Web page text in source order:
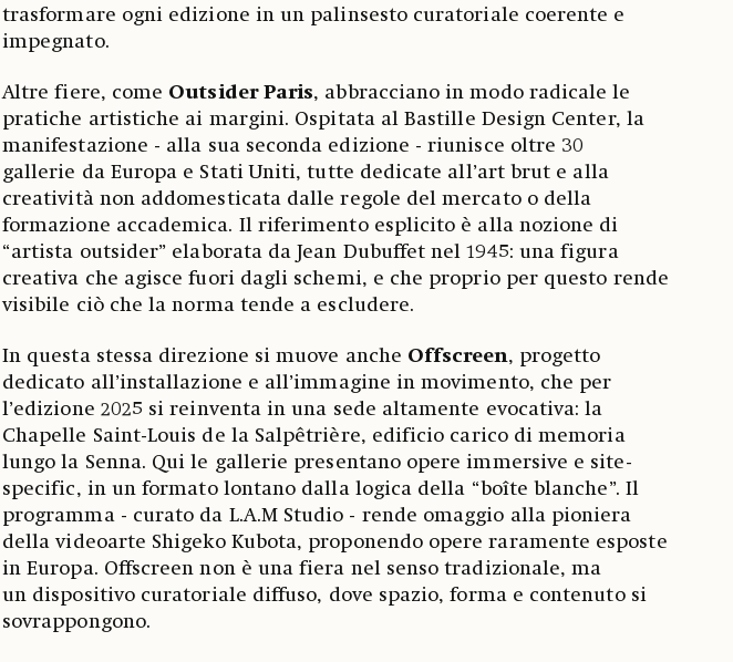
trasformare ogni edizione in un palinsesto curatoriale coerente e
impegnato.
Altre fiere, come Outsider Paris, abbracciano in modo radicale le
pratiche artistiche ai margini. Ospitata al Bastille Design Center, la
manifestazione - alla sua seconda edizione - riunisce oltre 30
gallerie da Europa e Stati Uniti, tutte dedicate all’art brut e alla
creatività non addomesticata dalle regole del mercato o della
formazione accademica. Il riferimento esplicito è alla nozione di
“artista outsider” elaborata da Jean Dubuffet nel 1945: una figura
creativa che agisce fuori dagli schemi, e che proprio per questo rende
visibile ciò che la norma tende a escludere.
In questa stessa direzione si muove anche Offscreen, progetto
dedicato all’installazione e all’immagine in movimento, che per
l’edizione 2025 si reinventa in una sede altamente evocativa: la
Chapelle Saint-Louis de la Salpêtrière, edificio carico di memoria
lungo la Senna. Qui le gallerie presentano opere immersive e site-
specific, in un formato lontano dalla logica della “boîte blanche”. Il
programma - curato da L.A.M Studio - rende omaggio alla pioniera
della videoarte Shigeko Kubota, proponendo opere raramente esposte
in Europa. Offscreen non è una fiera nel senso tradizionale, ma
un dispositivo curatoriale diffuso, dove spazio, forma e contenuto si
sovrappongono.